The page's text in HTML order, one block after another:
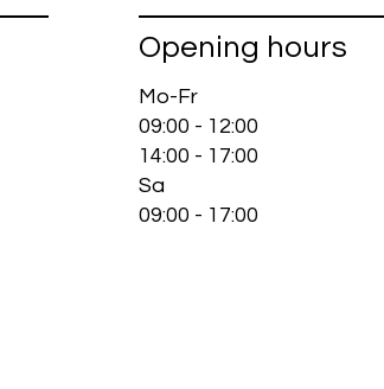
Opening hours
Mo-Fr
09:00 - 12:00
14:00 - 17:00
Sa
09:00 - 17:00